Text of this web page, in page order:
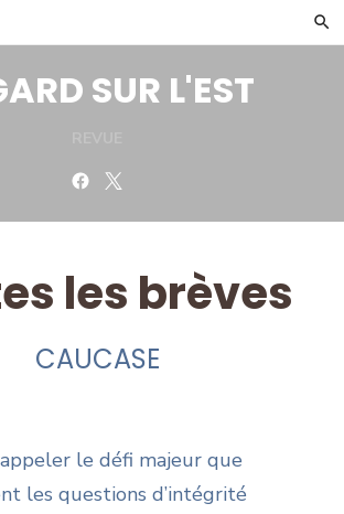
SUR L'EST
Facebook
les brèves
CAUCASE
le défi majeur que
les questions d’intégrité